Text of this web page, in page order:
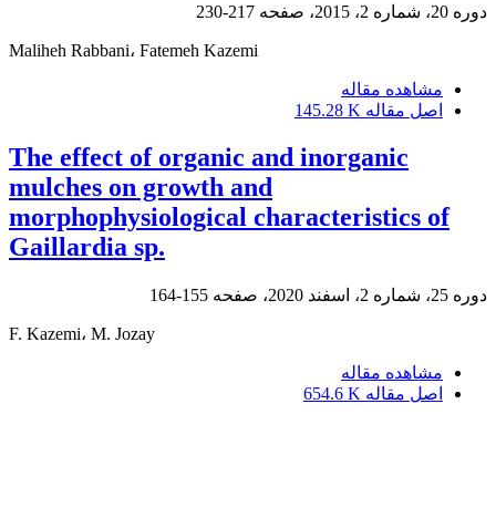
دوره 20، شماره 2، 2015، صفحه 217-230
Maliheh Rabbani، Fatemeh Kazemi
مشاهده مقاله
اصل مقاله 145.28 K
The effect of organic and inorganic
mulches on growth and
morphophysiological characteristics of
Gaillardia sp.
دوره 25، شماره 2، اسفند 2020، صفحه 155-164
F. Kazemi، M. Jozay
مشاهده مقاله
اصل مقاله 654.6 K